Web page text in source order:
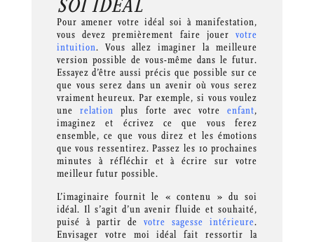
SOI IDÉAL
Pour amener votre idéal soi à manifestation,
vous devez premièrement faire jouervotre
intuition. Vous allez imaginer la meilleure
version possible de vous-même dans le futur.
Essayez d’être aussi précis que possible sur ce
que vous serez dans un avenir où vous serez
vraiment heureux. Par exemple, si vous voulez
une relation plus forte avec votreenfant,
imaginez et écrivez ce que vous ferez
ensemble, ce que vous direz et les émotions
que vous ressentirez. Passez les 10 prochaines
minutes à réfléchir et à écrire sur votre
meilleur futur possible.​
L’imaginaire fournit le « contenu » du soi
idéal. Il s’agit d’un avenir fluide et souhaité,
puisé à partir devotre sagesse intérieure.
Envisager votre moi idéal fait ressortir la